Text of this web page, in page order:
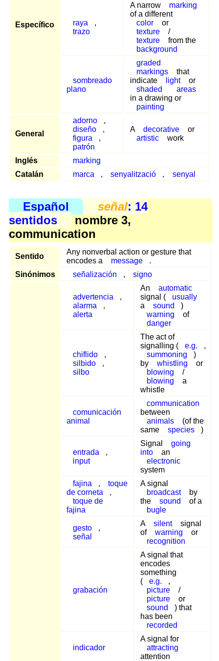
Específico raya
,
trazo
A narrow
marking
of a different
color
or
texture
/
texture
from the
background
sombreado
plano
graded
markings
that
indicate
light
or
shaded
areas
in a drawing or
painting
General
adorno
,
diseño
,
figura
,
patrón
A decorative
or
artistic
work
Inglés
marking
Catalán
marca , senyalització , senyal
Español señal: 14
sentidos
nombre 3,
communication
Sentido
Any nonverbal action or gesture that
encodes a
message
.
Sinónimos
señalización , signo
advertencia
,
alarma
,
alerta
An
automatic
signal (
usually
a
sound
)
warning
of
danger
chiflido
,
silbido
,
silbo
The act of
signalling (
e.g.
,
summoning
)
by
whistling
or
blowing
/
blowing
a
whistle
comunicación
animal
communication
between
animals
(of the
same
species )
entrada
,
input
Signal
going
into
an
electronic
system
fajina
,
toque
de corneta
,
toque de
fajina
A signal
broadcast
by
the
sound
of a
bugle
gesto
,
señal
A silent
signal
of
warning
or
recognition
grabación
A signal that
encodes
something
(
e.g.
,
picture
/
picture
or
sound
) that
has been
recorded
indicador
A signal for
attracting
attention